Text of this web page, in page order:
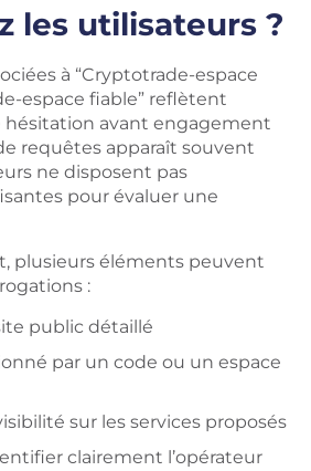
les utilisateurs ?
à “Cryptotrade-espace
espace fiable” reflètent
avant engagement
requêtes apparaît souvent
ne disposent pas
pour évaluer une
plusieurs éléments peuvent
:
public détaillé
par un code ou un espace
sur les services proposés
clairement l’opérateur